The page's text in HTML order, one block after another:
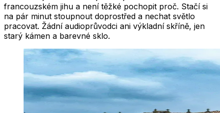
francouzském jihu a není těžké pochopit proč. Stačí si
na pár minut stoupnout doprostřed a nechat světlo
pracovat. Žádní audioprůvodci ani výkladní skříně, jen
starý kámen a barevné sklo.